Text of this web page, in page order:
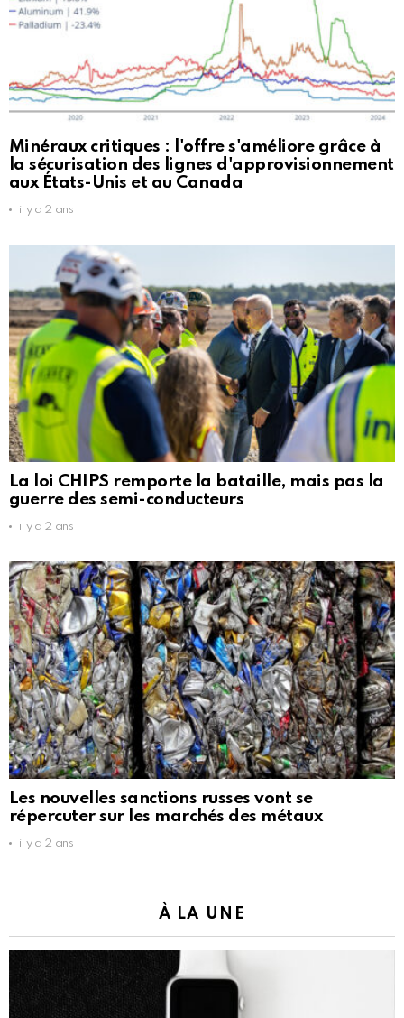
Minéraux critiques : l'offre s'améliore grâce à
la sécurisation des lignes d'approvisionnement
aux États-Unis et au Canada
il y a 2 ans
La loi CHIPS remporte la bataille, mais pas la
guerre des semi-conducteurs
il y a 2 ans
Les nouvelles sanctions russes vont se
répercuter sur les marchés des métaux
il y a 2 ans
À LA UNE